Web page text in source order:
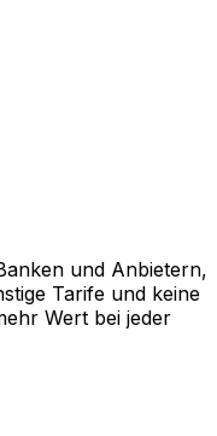
und Anbietern,
Tarife und keine
Wert bei jeder